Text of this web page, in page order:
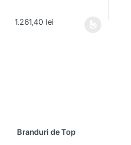
1.261,40 lei
Branduri de Top